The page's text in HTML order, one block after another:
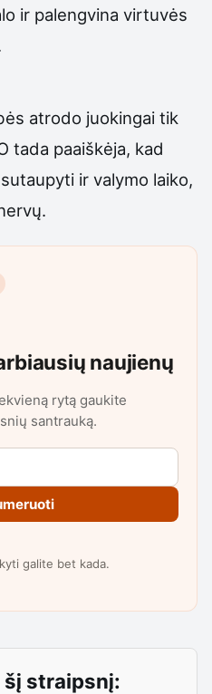
ir palengvina virtuvės
atrodo juokingai tik
tada paaiškėja, kad
ir valymo laiko,
naujienų
rytą gaukite
santrauką.
galite bet kada.
straipsnį: